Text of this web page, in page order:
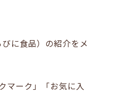
に食品）の紹介をメ
マーク」「お気に入